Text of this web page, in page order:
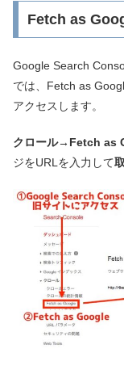
Fetch as
Google Search
では、Fetch as
アクセスします。
クロール→Fetch as
ジをURLを入力して